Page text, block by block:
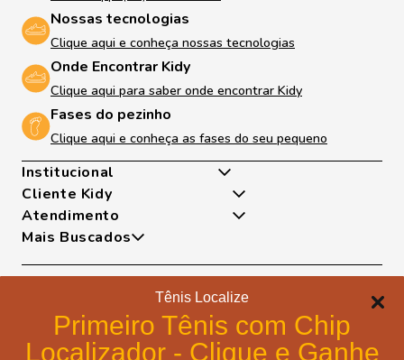
Tênis Localize
Primeiro Tênis com Chip
Localizador - Clique e Ganhe
Nossas tecnologias
Clique aqui e conheça nossas tecnologias
Onde Encontrar Kidy
Clique aqui para saber onde encontrar Kidy
Fases do pezinho
Clique aqui e conheça as fases do seu pequeno
Institucional
Quem somos
Nossas Tecnologias
Fases Dos Pezinhos
Dúvidas Frequentes
Trocas e Devoluções
Portal de Privacidade
Formas de Pagamento
Trabalhe Conosco
Cliente Kidy
Minha Conta
Atendimento
Exceto Feriados
WhatsApp: (18) 99817-5951
Telefone: (18) 3643-2596
E-mail: lojavirtual@kidy.com.br
Mais Buscados
Tênis
Formas de pagamento